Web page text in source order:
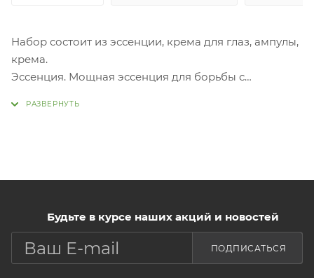
Набор состоит из эссенции, крема для глаз, ампулы,
крема.
Эссенция. Мощная эссенция для борьбы с
Гиалуроновая кислота в составе формулы увлажняет
влагу. Крем
для глаз для сглаживания кожи и придания ей
ровного оттенка. Содержит гидролизованный
Будьте в курсе наших акций и новостей
ПОДПИСАТЬСЯ